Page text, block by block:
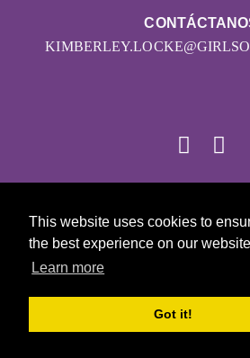
This website uses cookies to
the best experience on our
Learn more
Got it!
Girls on the Run - Todos los
POLÍTICA DE
Con la tecnología de